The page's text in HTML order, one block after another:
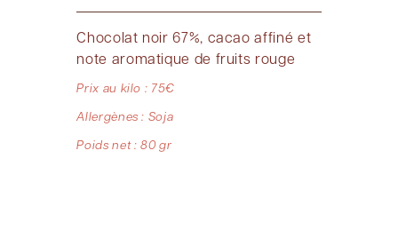
Chocolat noir 67%, cacao affiné et
note aromatique de fruits rouge
Prix au kilo : 75€
Allergènes : Soja
Poids net : 80 gr